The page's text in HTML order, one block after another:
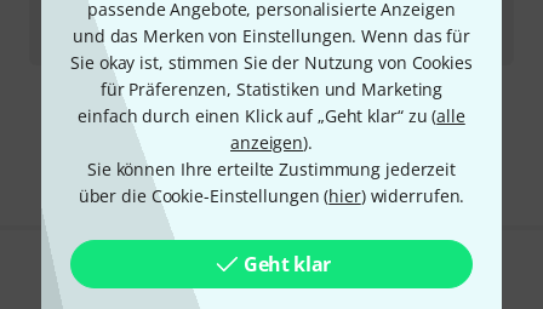
passende Angebote, personalisierte Anzeigen
und das Merken von Einstellungen. Wenn das für
Sie okay ist, stimmen Sie der Nutzung von Cookies
für Präferenzen, Statistiken und Marketing
einfach durch einen Klick auf „Geht klar“ zu (alle
anzeigen).
Sie können Ihre erteilte Zustimmung jederzeit
über die Cookie-Einstellungen (hier) widerrufen.
Geht klar
Sofort lieferbar
5,90€
Kostenloser Versand ab 29 €
Alle Preise inkl. MwSt.
Gefällt Ihnen, was Sie sehen?